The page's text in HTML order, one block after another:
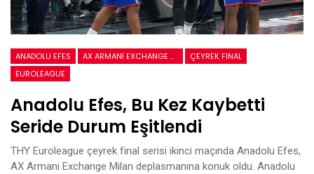
ANADOLU EFES AX ARMANI EXCHANGE MILAN
ÇEYREK FINAL
EUROLEAGUE
Anadolu Efes, Bu Kez Kaybetti
Seride Durum Eşitlendi
THY Euroleague çeyrek final serisi ikinci maçında Anadolu Efes,
AX Armani Exchange Milan deplasmanına konuk oldu. Anadolu